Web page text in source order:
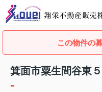
この物件の
箕面市粟生間谷東
-